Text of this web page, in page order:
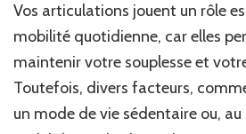
compléments
alimentaires
les
articulations
Vos articulations jouent un rôle
mobilité quotidienne, car elles
maintenir votre souplesse et
Toutefois, divers facteurs, comme
un mode de vie sédentaire ou,